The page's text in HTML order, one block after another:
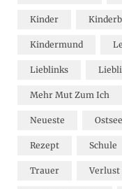
Kinder
Kindermund
Lieblinks
Mehr Mut Zum Ich
Neueste Ostsee
Rezept Schule
Trauer Verlust